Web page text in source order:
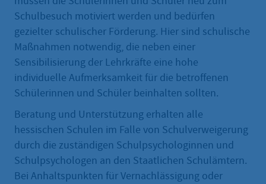
Schulbesuch motiviert werden und bedürfen
gezielter schulischer Förderung. Hier sind schulische
Maßnahmen notwendig, die neben einer
Sensibilisierung der Lehrkräfte eine hohe
individuelle Aufmerksamkeit für die betroffenen
Schülerinnen und Schüler beinhalten sollten.
Beratung und Unterstützung erhalten alle
hessischen Schulen im Falle von Schulverweigerung
durch die zuständigen Schulpsychologinnen und
Schulpsychologen an den Staatlichen Schulämtern.
Bei Anhaltspunkten für Vernachlässigung oder